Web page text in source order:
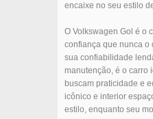
encaixe no seu estilo
O Volkswagen Gol é o
confiança que nunca o
sua confiabilidade
manutenção, é o carro
buscam praticidade e
icônico e interior
estilo, enquanto seu